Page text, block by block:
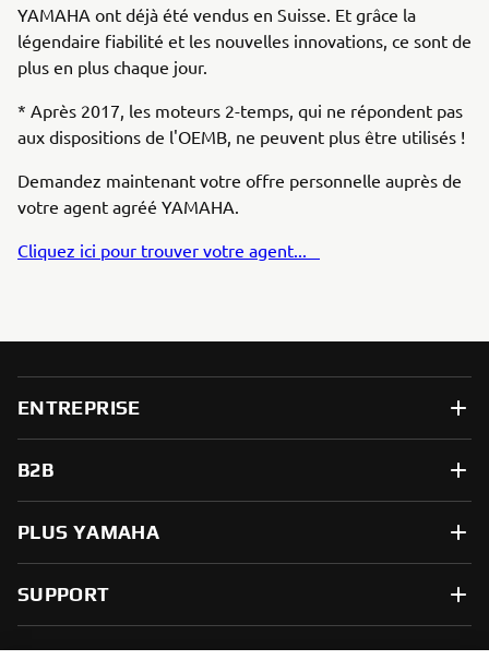
YAMAHA ont déjà été vendus en Suisse. Et grâce la
légendaire fiabilité et les nouvelles innovations, ce sont de
plus en plus chaque jour.
* Après 2017, les moteurs 2-temps, qui ne répondent pas
aux dispositions de l'OEMB, ne peuvent plus être utilisés !
Demandez maintenant votre offre personnelle auprès de
votre agent agréé YAMAHA.
Cliquez ici pour trouver votre agent...
ENTREPRISE
B2B
PLUS YAMAHA
SUPPORT